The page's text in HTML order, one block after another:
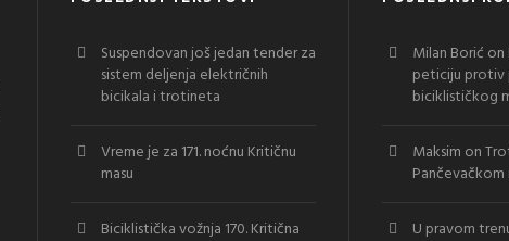
Suspendovan još jedan tender za
sistem deljenja električnih
bicikala i trotineta
Vreme je za 171. noćnu Kritičnu
masu
Biciklistička vožnja 170. Kritična
Milan Borić on
peticiju protiv
biciklističkog
Maksim on
U pravom